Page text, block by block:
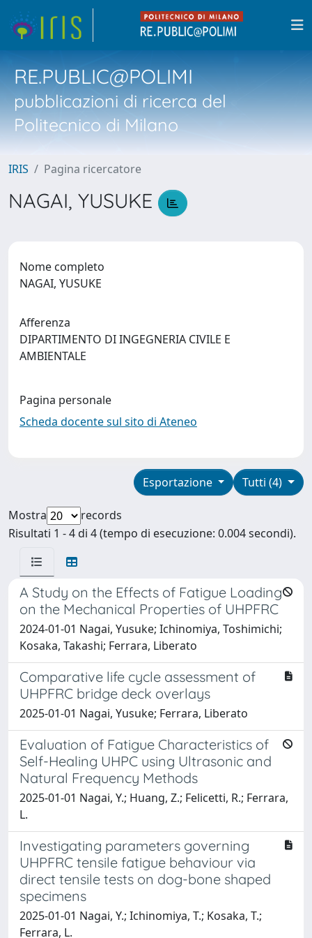
RE.PUBLIC@POLIMI
pubblicazioni di ricerca del
Politecnico di Milano
IRIS Pagina ricercatore
NAGAI, YUSUKE
Nome completo
NAGAI, YUSUKE
Afferenza
DIPARTIMENTO DI INGEGNERIA CIVILE E
AMBIENTALE
Pagina personale
Scheda docente sul sito di Ateneo
Tutti (4)
Esportazione
Mostra
records
Risultati 1 - 4 di 4 (tempo di esecuzione: 0.004 secondi).
A Study on the Effects of Fatigue Loading
on the Mechanical Properties of UHPFRC
2024-01-01 Nagai, Yusuke; Ichinomiya, Toshimichi;
Kosaka, Takashi; Ferrara, Liberato
Comparative life cycle assessment of
UHPFRC bridge deck overlays
2025-01-01 Nagai, Yusuke; Ferrara, Liberato
Evaluation of Fatigue Characteristics of
Self-Healing UHPC using Ultrasonic and
Natural Frequency Methods
2025-01-01 Nagai, Y.; Huang, Z.; Felicetti, R.; Ferrara,
L.
Investigating parameters governing
UHPFRC tensile fatigue behaviour via
direct tensile tests on dog-bone shaped
specimens
2025-01-01 Nagai, Y.; Ichinomiya, T.; Kosaka, T.;
Ferrara, L.